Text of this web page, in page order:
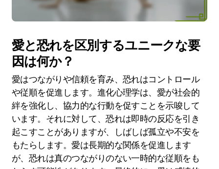
愛と恐れを区別するユニークな要
因は何か？
愛はつながりや信頼を育み、恐れはコントロール
や従順を促進します。進化心理学は、愛が社会的
絆を強化し、協力的な行動を促すことを示唆して
います。それに対して、恐れは即時の反応を引き
起こすことがありますが、しばしば孤立や不安を
もたらします。愛は長期的な関係を促進します
が、恐れは真のつながりのない一時的な従順をも